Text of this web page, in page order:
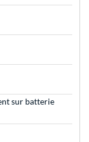
sur batterie